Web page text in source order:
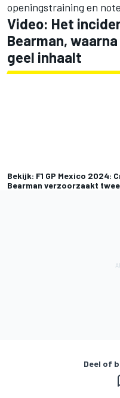
openingstraining en
Video: Het
Bearman,
geel inhaalt
Bekijk: F1 GP Mexico 2024:
Bearman verzoorzaakt
Deel of